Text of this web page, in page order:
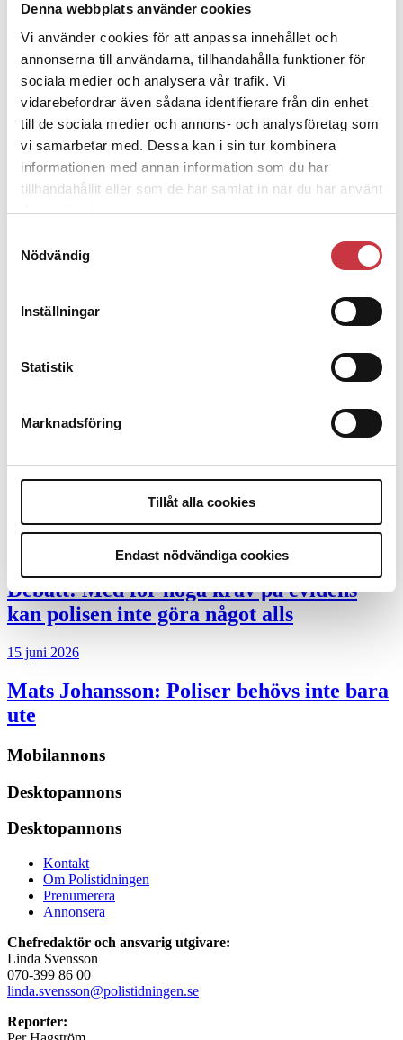
Denna webbplats använder cookies
Vi använder cookies för att anpassa innehållet och
annonserna till användarna, tillhandahålla funktioner för
sociala medier och analysera vår trafik. Vi
vidarebefordrar även sådana identifierare från din enhet
till de sociala medier och annons- och analysföretag som
vi samarbetar med. Dessa kan i sin tur kombinera
informationen med annan information som du har
tillhandahållit eller som de har samlat in när du har använt
deras tjänster.
Nödvändig
Inställningar
Statistik
Marknadsföring
Tillåt alla cookies
Endast nödvändiga cookies
1 juni 2026
Jens Mårtensson:Snart 20 år i tjänst – nu
ska han lära sig grunderna
4 juni 2026
Polisregionen erkänner fel: ”Kommer att
rättas till”
Mobilannons
Desktopannnons
Slutreplik:
kunskapsstyrning – inte om forskarnas
motiv
Replik:
Det är inte evidenskrav som
bakbinder polisen
Debatt:Med för höga krav på evidens
kan polisen inte göra något alls
15 juni 2026
Mats Johansson: Poliser behövs inte bara
ute
Mobilannons
Desktopannons
Desktopannons
Kontakt
Om Polistidningen
Prenumerera
Annonsera
Chefredaktör och ansvarig utgivare:
Linda Svensson
070-399 86 00
linda.svensson@polistidningen.se
Reporter: